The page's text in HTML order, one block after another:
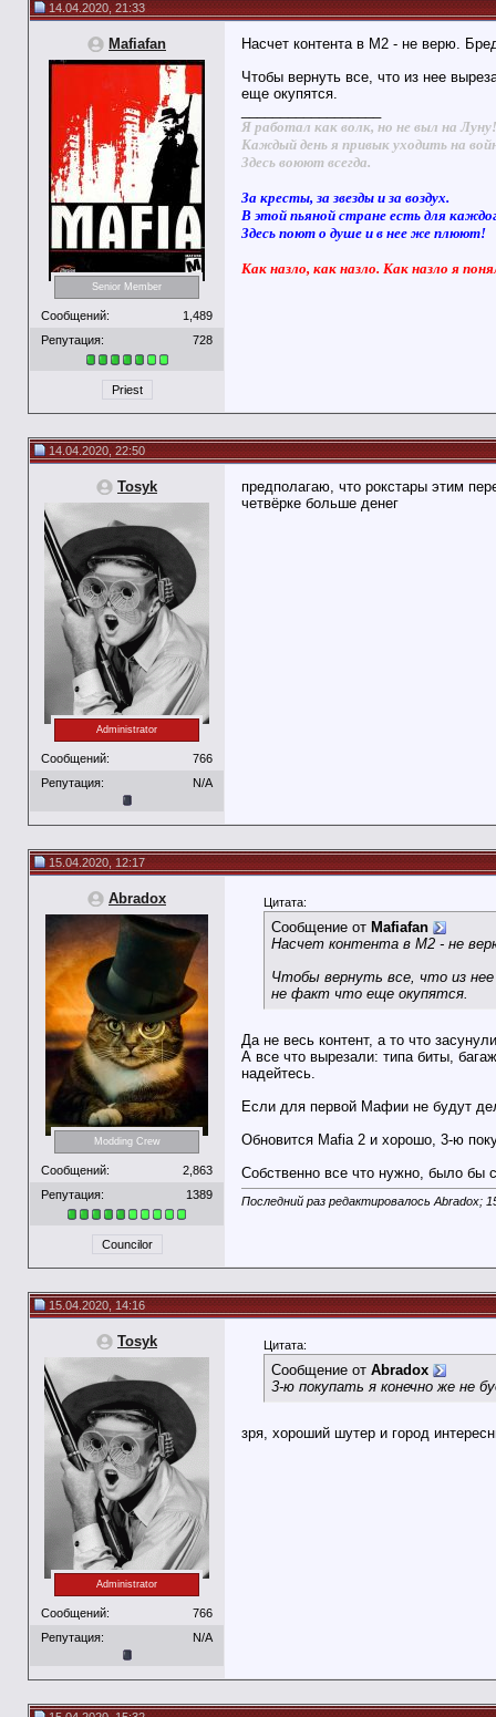
14.04.2020, 21:33
Mafiafan
Senior Member
Сообщений:
1,489
Репутация:
728
Priest
Насчет контента в М2 - не верю.
Чтобы вернуть все, что из нее
еще окупятся.
Я работал как волк, но не выл на Луну!
Каждый день я привык уходить на
Здесь воюют всегда.
За кресты, за звезды и за воздух.
В этой пьяной стране есть для
Здесь поют о душе и в нее же плюют!
Как назло, как назло. Как назло я
14.04.2020, 22:50
Tosyk
Administrator
Сообщений:
766
Репутация:
N/A
предполагаю, что рокстары этим
четвёрке больше денег
15.04.2020, 12:17
Abradox
Modding Crew
Сообщений:
2,863
Репутация:
1389
Councilor
Цитата:
Сообщение от Mafiafan
Насчет контента в М2 - не
Чтобы вернуть все, что из
не факт что еще окупятся.
Да не весь контент, а то что
А все что вырезали: типа биты,
надейтесь.
Если для первой Мафии не будут
Обновится Mafia 2 и хорошо, 3-ю
Собственно все что нужно, было бы
Последний раз редактировалось Abradox;
15.04.2020, 14:16
Tosyk
Administrator
Сообщений:
766
Репутация:
N/A
Цитата:
Сообщение от Abradox
3-ю покупать я конечно же не
зря, хороший шутер и город